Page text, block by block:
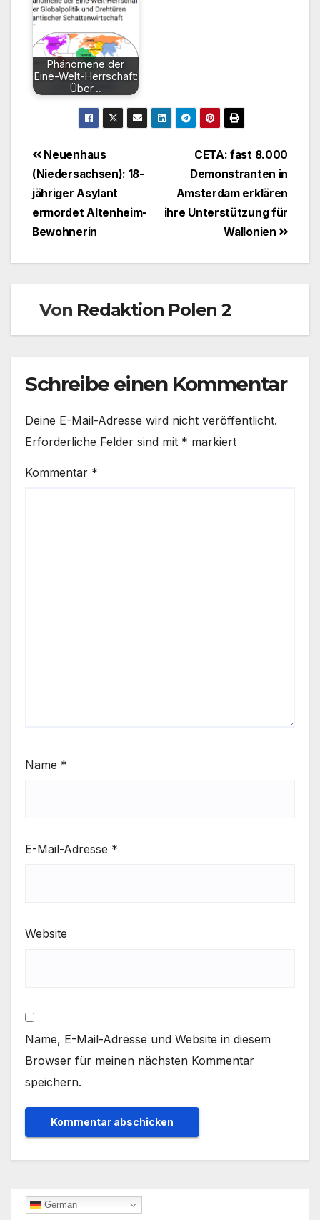
Phänomene der
Eine-Welt-Herrschaft:
Über…
BeitragsnavigationCETA: fast 8.000
Demonstranten in
Amsterdam erklären
ihre Unterstützung für
Wallonien
Neuenhaus
(Niedersachsen): 18-
jähriger Asylant
ermordet Altenheim-
Bewohnerin
Von Redaktion Polen 2
Schreibe einen Kommentar
Deine E-Mail-Adresse wird nicht veröffentlicht.
Erforderliche Felder sind mit * markiert
Kommentar *
Name *
E-Mail-Adresse *
Website
Name, E-Mail-Adresse und Website in diesem
Browser für meinen nächsten Kommentar
speichern.
German